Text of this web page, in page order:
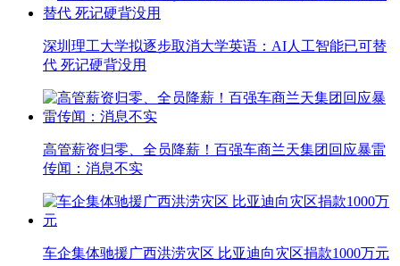
深圳理工大学拟逐步取消大学英语：AI人工智能已可替
代 死记硬背没用
高管薪资归零、全员降薪！百强车商兰天集团回应暴雷
传闻：消息不实
车企集体驰援广西洪涝灾区 比亚迪向灾区捐款1000万元